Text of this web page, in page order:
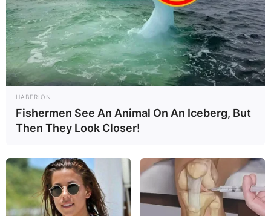
HABERION
Fishermen See An Animal On An Iceberg, But
Then They Look Closer!